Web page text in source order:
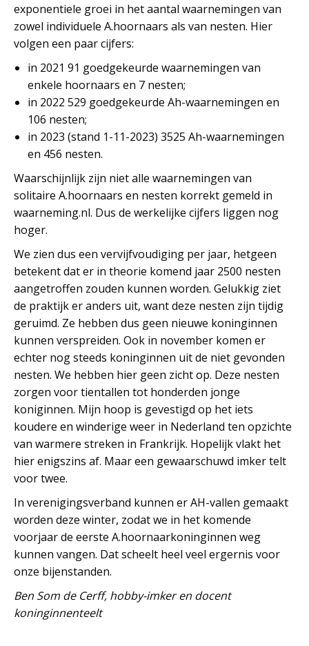
exponentiele groei in het aantal waarnemingen van
zowel individuele A.hoornaars als van nesten. Hier
volgen een paar cijfers:
in 2021 91 goedgekeurde waarnemingen van
enkele hoornaars en 7 nesten;
in 2022 529 goedgekeurde Ah-waarnemingen en
106 nesten;
in 2023 (stand 1-11-2023) 3525 Ah-waarnemingen
en 456 nesten.
Waarschijnlijk zijn niet alle waarnemingen van
solitaire A.hoornaars en nesten korrekt gemeld in
waarneming.nl. Dus de werkelijke cijfers liggen nog
hoger.
We zien dus een vervijfvoudiging per jaar, hetgeen
betekent dat er in theorie komend jaar 2500 nesten
aangetroffen zouden kunnen worden. Gelukkig ziet
de praktijk er anders uit, want deze nesten zijn tijdig
geruimd. Ze hebben dus geen nieuwe koninginnen
kunnen verspreiden. Ook in november komen er
echter nog steeds koninginnen uit de niet gevonden
nesten. We hebben hier geen zicht op. Deze nesten
zorgen voor tientallen tot honderden jonge
koniginnen. Mijn hoop is gevestigd op het iets
koudere en winderige weer in Nederland ten opzichte
van warmere streken in Frankrijk. Hopelijk vlakt het
hier enigszins af. Maar een gewaarschuwd imker telt
voor twee.
In verenigingsverband kunnen er AH-vallen gemaakt
worden deze winter, zodat we in het komende
voorjaar de eerste A.hoornaarkoninginnen weg
kunnen vangen. Dat scheelt heel veel ergernis voor
onze bijenstanden.
Ben Som de Cerff, hobby-imker en docent
koninginnenteelt